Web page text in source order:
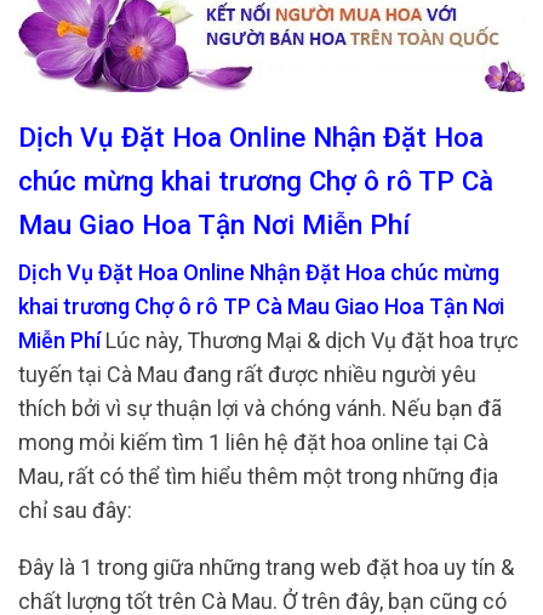
Dịch Vụ Đặt Hoa Online Nhận Đặt Hoa
chúc mừng khai trương Chợ ô rô TP Cà
Mau Giao Hoa Tận Nơi Miễn Phí
Dịch Vụ Đặt Hoa Online Nhận Đặt Hoa chúc mừng
khai trương Chợ ô rô TP Cà Mau Giao Hoa Tận Nơi
Miễn PhíLúc này, Thương Mại & dịch Vụ đặt hoa trực
tuyến tại Cà Mau đang rất được nhiều người yêu
thích bởi vì sự thuận lợi và chóng vánh. Nếu bạn đã
mong mỏi kiếm tìm 1 liên hệ đặt hoa online tại Cà
Mau, rất có thể tìm hiểu thêm một trong những địa
chỉ sau đây:
Đây là 1 trong giữa những trang web đặt hoa uy tín &
chất lượng tốt trên Cà Mau. Ở trên đây, bạn cũng có